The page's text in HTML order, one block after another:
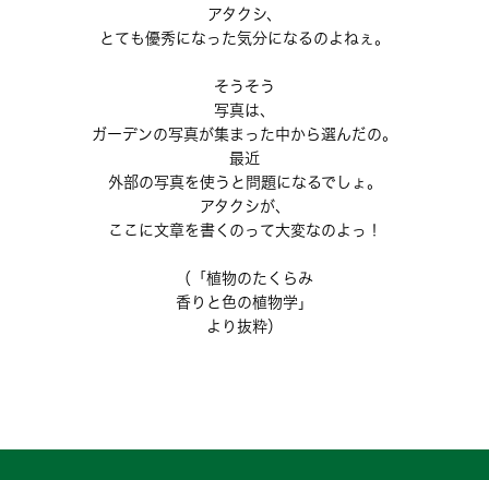
アタクシ、
とても優秀になった気分になるのよねぇ。
そうそう
写真は、
ガーデンの写真が集まった中から選んだの。
最近
外部の写真を使うと問題になるでしょ。
アタクシが、
ここに文章を書くのって大変なのよっ！
（「植物のたくらみ
香りと色の植物学」
より抜粋）